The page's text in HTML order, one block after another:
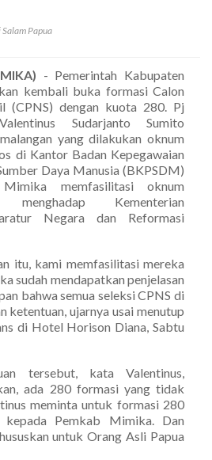
Papua
- Pemerintah Kabupaten
kembali buka formasi Calon
(CPNS) dengan kuota 280. Pj
Sudarjanto Sumito
yang dilakukan oknum
di Kantor Badan Kepegawaian
Daya Manusia (BKPSDM)
memfasilitasi oknum
Kementerian
Negara dan Reformasi
itu, kami memfasilitasi mereka
sudah mendapatkan penjelasan
bahwa semua seleksi CPNS di
ketentuan, ujarnya usai menutup
di Hotel Horison Diana, Sabtu
tersebut, kata Valentinus,
ada 280 formasi yang tidak
meminta untuk formasi 280
Pemkab Mimika. Dan
untuk Orang Asli Papua